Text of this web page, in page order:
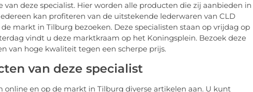
van deze specialist. Hier worden alle producten die zij aanbieden in
kan profiteren van de uitstekende lederwaren van CLD
markt in Tilburg bezoeken. Deze specialisten staan op vrijdag op
vindt u deze marktkraam op het Koningsplein. Bezoek deze
van hoge kwaliteit tegen een scherpe prijs.
van deze specialist
online en op de markt in Tilburg diverse artikelen aan. U kunt